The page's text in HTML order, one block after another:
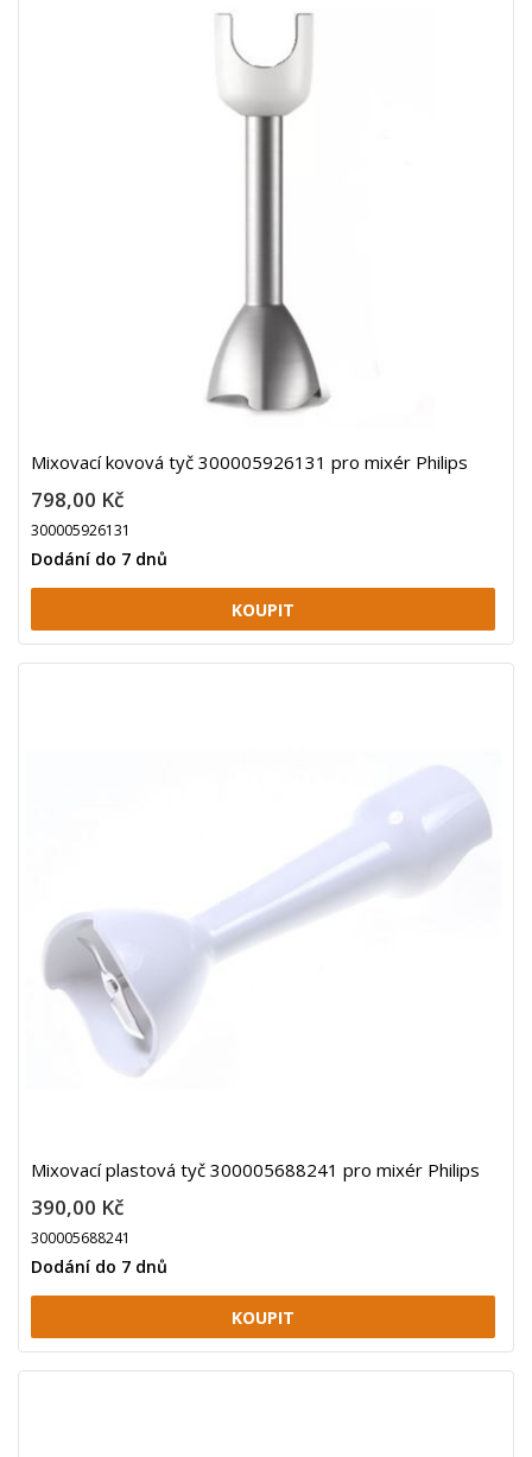
Mixovací kovová tyč 300005926131 pro mixér Philips
798,00 Kč
300005926131
Dodání do 7 dnů
Mixovací plastová tyč 300005688241 pro mixér Philips
390,00 Kč
300005688241
Dodání do 7 dnů